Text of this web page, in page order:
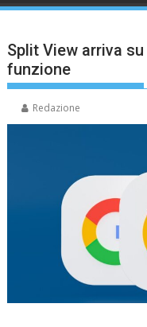
Split View arriva
funzione
Redazione